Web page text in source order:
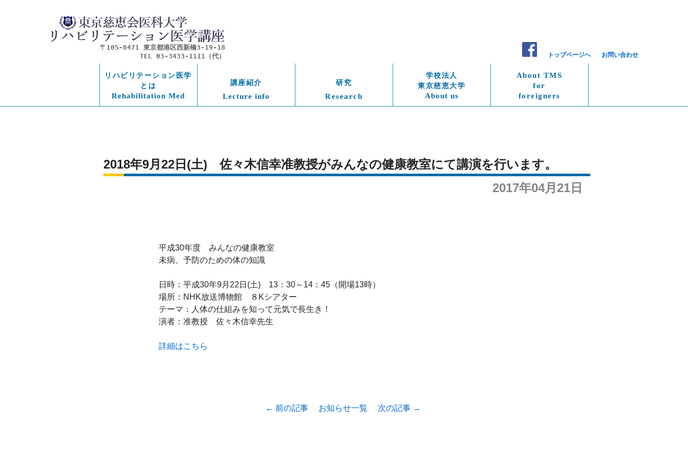
〒105-8471 東京都港区西新橋3-19-18
TEL 03-3433-1111（代）
トップページへ お問い合わせ
リハビリテーション医学
とは
Rehabilitation Med
講座紹介
Lecture info
研究
Research
学校法人
東京慈恵大学
About us
About TMS
for
foreigners
2018年9月22日(土)　佐々木信幸准教授がみんなの健康教室にて講演を行います。
2017年04月21日
平成30年度　みんなの健康教室
未病、予防のための体の知識
日時：平成30年9月22日(土)　13：30～14：45（開場13時）
場所：NHK放送博物館　８Kシアター
テーマ：人体の仕組みを知って元気で長生き！
演者：准教授　佐々木信幸先生
詳細はこちら
← 前の記事 お知らせ一覧 次の記事 →